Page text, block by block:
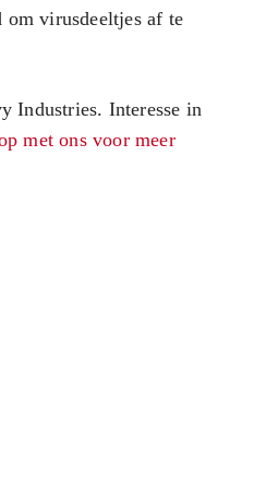
virusdeeltjes af te
Industries. Interesse in
met ons voor meer